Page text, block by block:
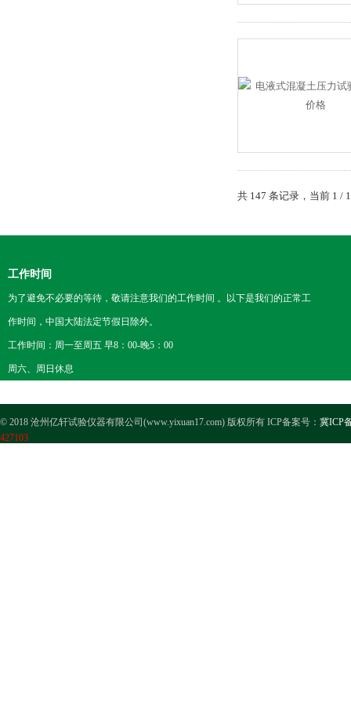
共 147 条记录，当前 1
工作时间
为了避免不必要的等待，敬请注意我们的工作时间 。以下是我们的正常工
作时间，中国大陆法定节假日除外。
工作时间：周一至周五 早8：00-晚5：00
周六、周日休息
© 2018 沧州亿轩试验仪器有限公司(www.yixuan17.com) 版权所有 ICP备案号： 冀ICP
427103